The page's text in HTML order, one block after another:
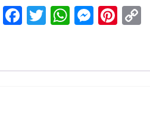
Facebook
Twitter
WhatsApp